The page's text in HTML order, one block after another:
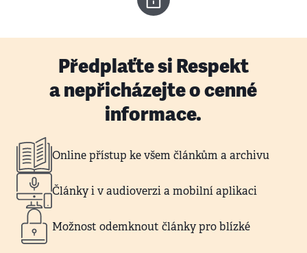
Předplaťte si Respekt
a nepřicházejte o cenné
informace.
Online přístup ke všem článkům a archivu
Články i v audioverzi a mobilní aplikaci
Možnost odemknout články pro blízké